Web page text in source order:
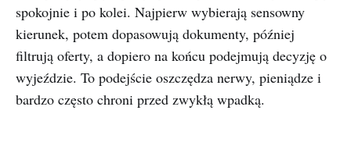
spokojnie i po kolei. Najpierw wybierają sensowny
kierunek, potem dopasowują dokumenty, później
filtrują oferty, a dopiero na końcu podejmują decyzję o
wyjeździe. To podejście oszczędza nerwy, pieniądze i
bardzo często chroni przed zwykłą wpadką.